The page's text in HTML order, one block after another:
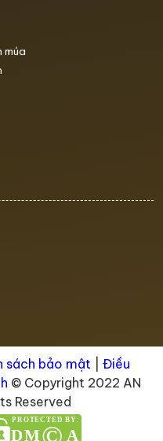
múa
sách bảo mật
Điều
© Copyright 2022 AN
Reserved
PROTECTED BY:
DM A